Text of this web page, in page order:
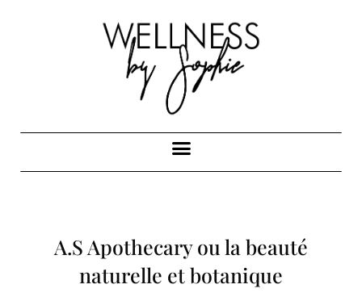
A.S Apothecary ou la beauté
naturelle et botanique